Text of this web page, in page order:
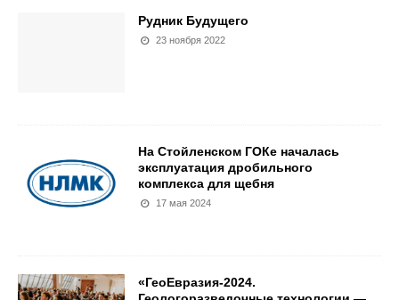
Рудник Будущего
23 ноября 2022
На Стойленском ГОКе началась
эксплуатация дробильного
комплекса для щебня
17 мая 2024
«ГеоЕвразия-2024.